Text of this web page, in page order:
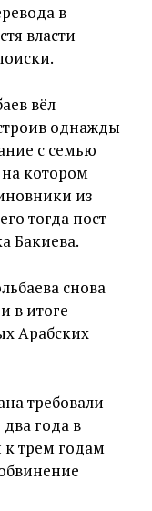
в
власти
вёл
однажды
с семью
котором
из
тогда пост
Бакиева.
снова
в итоге
Арабских
требовали
года в
к трем годам